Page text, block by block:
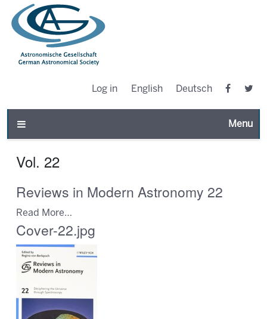
Log in English Deutsch
Toggle
Vol. 22
Reviews in Modern Astronomy 22
Read More…
Cover-22.jpg